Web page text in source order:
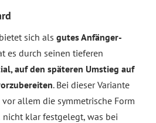
sich als gutes Anfänger-
es durch seinen tieferen
auf den späteren Umstieg auf
. Bei dieser Variante
allem die symmetrische Form
klar festgelegt, was bei